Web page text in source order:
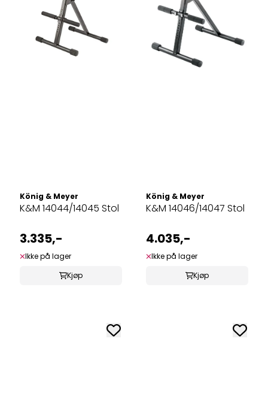
König & Meyer
K&M 14044/14045 Stol
3.335,-
Ikke på lager
Kjøp
König & Meyer
K&M 14046/14047 Stol
4.035,-
Ikke på lager
Kjøp